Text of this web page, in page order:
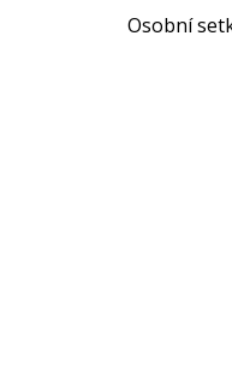
Osobní